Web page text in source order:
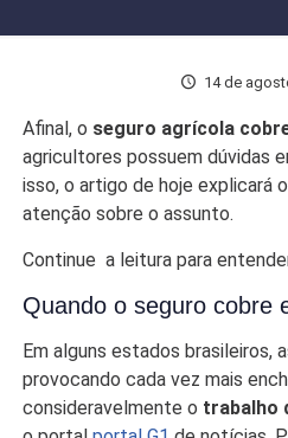
14 de
Afinal, o seguro agrícola
agricultores possuem dúvidas
isso, o artigo de hoje explicará
atenção sobre o assunto.
Continue a leitura para
Quando o seguro cobre
Em alguns estados brasileiros,
provocando cada vez mais
consideravelmente o trabalho